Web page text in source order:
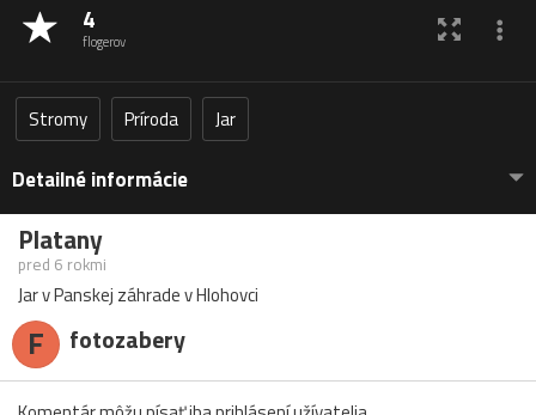
4
flogerov
Stromy Príroda Jar
Detailné informácie
Platany
pred 6 rokmi
Jar v Panskej záhrade v Hlohovci
F fotozabery